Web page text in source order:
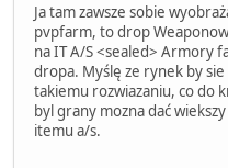
Ja tam zawsze sobie
pvpfarm, to drop
na IT A/S <sealed> Armory
dropa. Myślę ze rynek by
takiemu rozwiazaniu, co do
byl grany mozna dać
itemu a/s.